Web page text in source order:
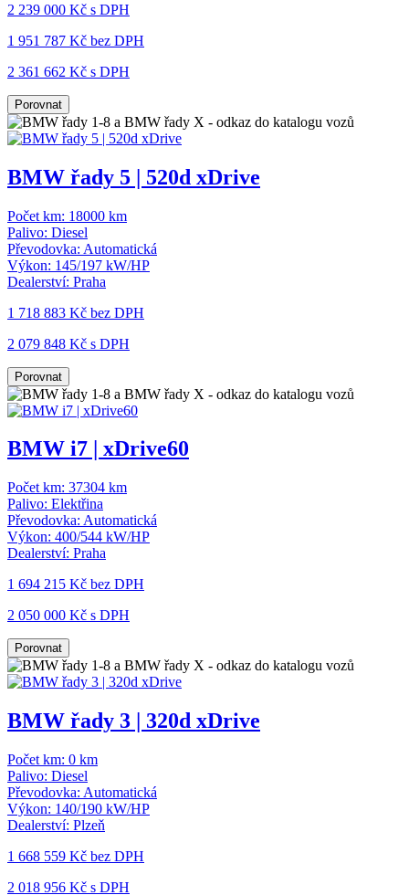
2 239 000 Kč s DPH
1 951 787 Kč bez DPH
2 361 662 Kč s DPH
Porovnat
BMW řady 5 | 520d xDrive
Počet km: 18000 km
Palivo: Diesel
Převodovka: Automatická
Výkon: 145/197 kW/HP
Dealerství: Praha
1 718 883 Kč bez DPH
2 079 848 Kč s DPH
Porovnat
BMW i7 | xDrive60
Počet km: 37304 km
Palivo: Elektřina
Převodovka: Automatická
Výkon: 400/544 kW/HP
Dealerství: Praha
1 694 215 Kč bez DPH
2 050 000 Kč s DPH
Porovnat
BMW řady 3 | 320d xDrive
Počet km: 0 km
Palivo: Diesel
Převodovka: Automatická
Výkon: 140/190 kW/HP
Dealerství: Plzeň
1 668 559 Kč bez DPH
2 018 956 Kč s DPH